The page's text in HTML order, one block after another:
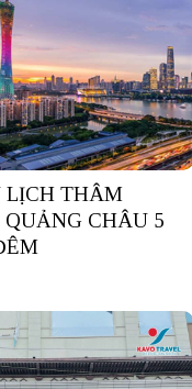
LỊCH THÂM
QUẢNG CHÂU 5